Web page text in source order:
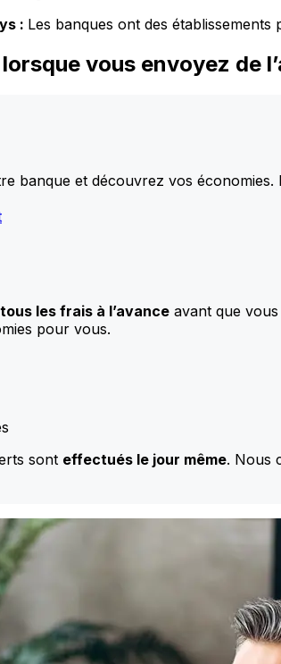
: Les banques ont des
vous envoyez de
banque et découvrez vos économies.
tous les frais à l’avance avant que
pour vous.
sont effectués le jour même. Nous